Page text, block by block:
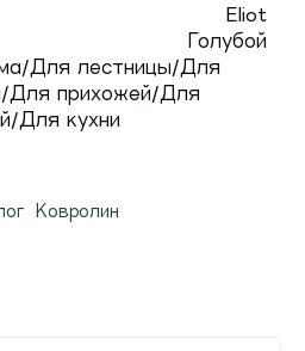
Eliot
Голубой
Для лестницы/Для
Для прихожей/Для
Для кухни
Ковролин